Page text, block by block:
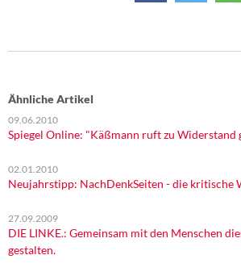
Ähnliche Artikel
09.06.2010
Spiegel Online: "Käßmann ruft zu Widerstand
02.01.2010
Neujahrstipp: NachDenkSeiten - die kritische
27.09.2009
DIE LINKE.: Gemeinsam mit den Menschen
gestalten.